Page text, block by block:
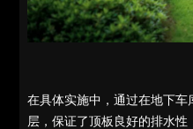
在具体实施中，通过在地下
层，保证了顶板良好的排水性